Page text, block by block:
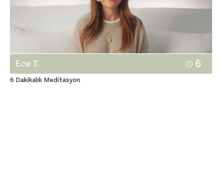
6 Dakikalık Meditasyon